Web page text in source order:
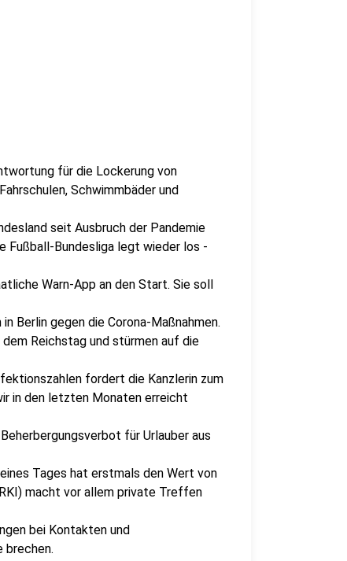
für die Lockerung von
Schwimmbäder und
seit Ausbruch der Pandemie
Fußball-Bundesliga legt wieder los -
Warn-App an den Start. Sie soll
Berlin gegen die Corona-Maßnahmen.
Reichstag und stürmen auf die
fordert die Kanzlerin zum
in den letzten Monaten erreicht
für Urlauber aus
Tages hat erstmals den Wert von
macht vor allem private Treffen
bei Kontakten und